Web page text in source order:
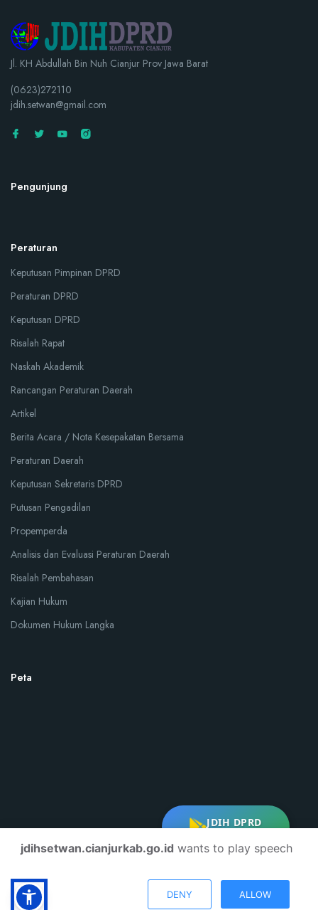
JDIH DPRD
Jl. KH Abdullah Bin Nuh Cianjur Prov Jawa Barat
(0623)272110
jdih.setwan@gmail.com
Pengunjung
Peraturan
Keputusan Pimpinan DPRD
Peraturan DPRD
Keputusan DPRD
Risalah Rapat
Naskah Akademik
Rancangan Peraturan Daerah
Artikel
Berita Acara / Nota Kesepakatan Bersama
Peraturan Daerah
Keputusan Sekretaris DPRD
Putusan Pengadilan
Propemperda
Analisis dan Evaluasi Peraturan Daerah
Risalah Pembahasan
Kajian Hukum
Dokumen Hukum Langka
Peta
© 2026 JDIH Sekretariat Dewan Perwakilan Rakyat Kabupaten Cianjur.
jdihsetwan.cianjurkab.go.id wants to play speech
DENY ALLOW